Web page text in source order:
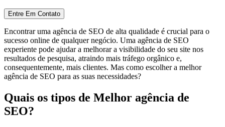
Entre Em Contato
Encontrar uma agência de SEO de alta qualidade é crucial para o
sucesso online de qualquer negócio. Uma agência de SEO
experiente pode ajudar a melhorar a visibilidade do seu site nos
resultados de pesquisa, atraindo mais tráfego orgânico e,
consequentemente, mais clientes. Mas como escolher a melhor
agência de SEO para as suas necessidades?
Quais os tipos de Melhor agência de
SEO?